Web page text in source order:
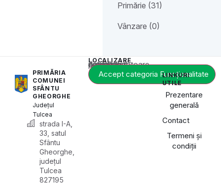
Primărie (31)
Vânzare (0)
PRIMĂRIA
COMUNEI
SFÂNTU
GHEORGHE
Județul
Tulcea
strada I-A,
33, satul
Sfântu
Gheorghe,
județul
Tulcea
827195
LOCALIZARE
Acest conținut este blocat până când acceptați categoria corespunzătoare de cookie-uri.
Accept categoria Funcționalitate
LINKURI
UTILE
Prezentare
generală
Contact
Termeni și
condiții